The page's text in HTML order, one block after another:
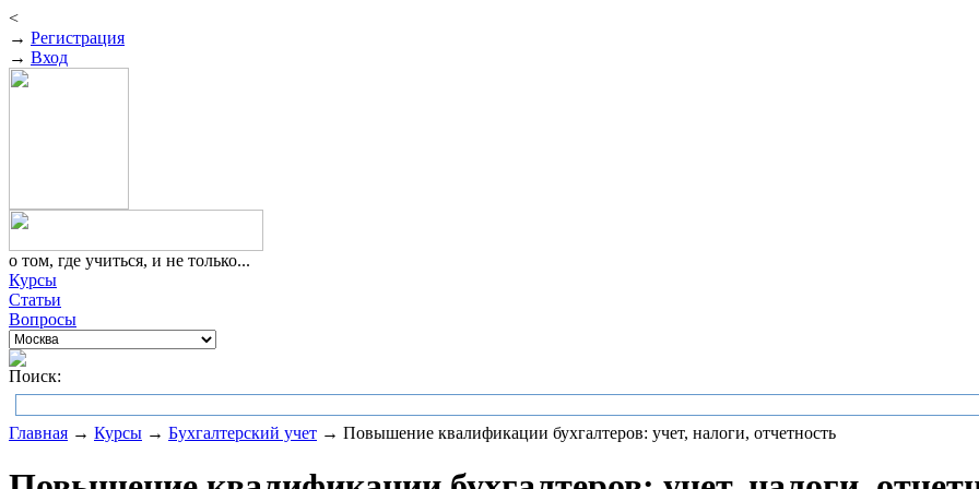
<
→ Регистрация
→ Вход
о том, где учиться, и не только...
Курсы
Статьи
Вопросы
Поиск:
Главная → Курсы → Бухгалтерский учет → Повышение квалификации бухгалтеров: учет, налоги, отчетность